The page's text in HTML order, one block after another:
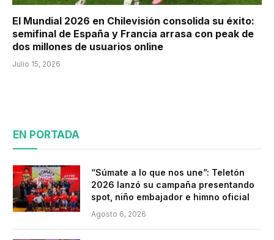
El Mundial 2026 en Chilevisión consolida su éxito:
semifinal de España y Francia arrasa con peak de
dos millones de usuarios online
Julio 15, 2026
EN PORTADA
“Súmate a lo que nos une”: Teletón
2026 lanzó su campaña presentando
spot, niño embajador e himno oficial
Agosto 6, 2026